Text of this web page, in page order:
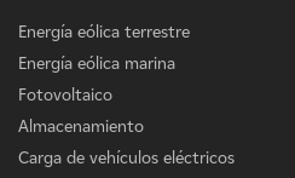
Energía eólica terrestre
Energía eólica marina
Fotovoltaico
Almacenamiento
Carga de vehículos eléctricos